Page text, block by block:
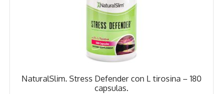
NaturalSlim. Stress Defender con L tirosina – 180
capsulas.